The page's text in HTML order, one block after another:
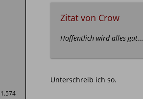
1.574
Zitat von Crow
Hoffentlich wird alles gut...
Unterschreib ich so.